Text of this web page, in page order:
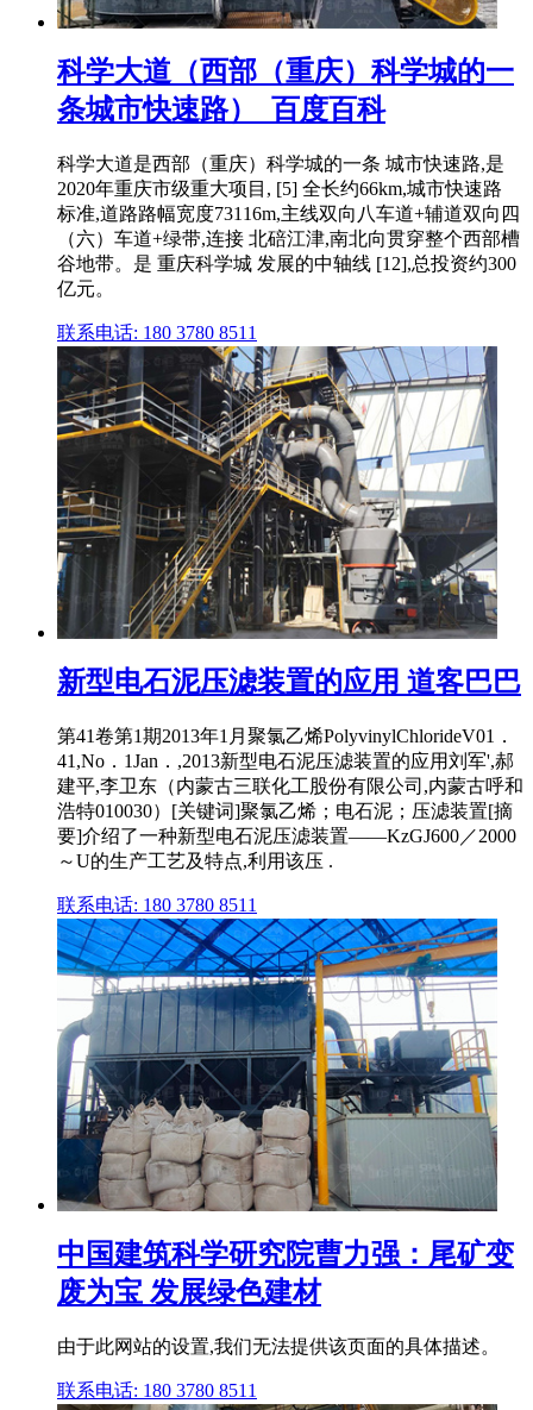
科学大道（西部（重庆）科学城的一
条城市快速路）_百度百科
科学大道是西部（重庆）科学城的一条 城市快速路,是
2020年重庆市级重大项目, [5] 全长约66km,城市快速路
标准,道路路幅宽度73116m,主线双向八车道+辅道双向四
（六）车道+绿带,连接 北碚江津,南北向贯穿整个西部槽
谷地带。是 重庆科学城 发展的中轴线 [12],总投资约300
亿元。
联系电话: 180 3780 8511
新型电石泥压滤装置的应用 道客巴巴
第41卷第1期2013年1月聚氯乙烯PolyvinylChlorideV01．
41,No．1Jan．,2013新型电石泥压滤装置的应用刘军',郝
建平,李卫东（内蒙古三联化工股份有限公司,内蒙古呼和
浩特010030）[关键词]聚氯乙烯；电石泥；压滤装置[摘
要]介绍了一种新型电石泥压滤装置——KzGJ600／2000
～U的生产工艺及特点,利用该压 .
联系电话: 180 3780 8511
中国建筑科学研究院曹力强：尾矿变
废为宝 发展绿色建材
由于此网站的设置,我们无法提供该页面的具体描述。
联系电话: 180 3780 8511